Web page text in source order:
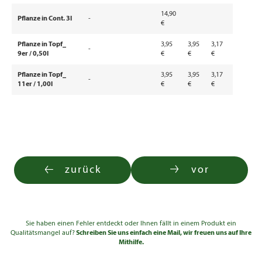
Pflanze in Cont. 3l -
14,90
€
Pflanze in Topf_
9er / 0,50l
-
3,95
€
3,95
€
3,17
€
Pflanze in Topf_
11er / 1,00l
-
3,95
€
3,95
€
3,17
€
zurück vor
Sie haben einen Fehler entdeckt oder Ihnen fällt in einem Produkt ein
Qualitätsmangel auf?Schreiben Sie uns einfach eine Mail, wir freuen uns auf Ihre
Mithilfe.